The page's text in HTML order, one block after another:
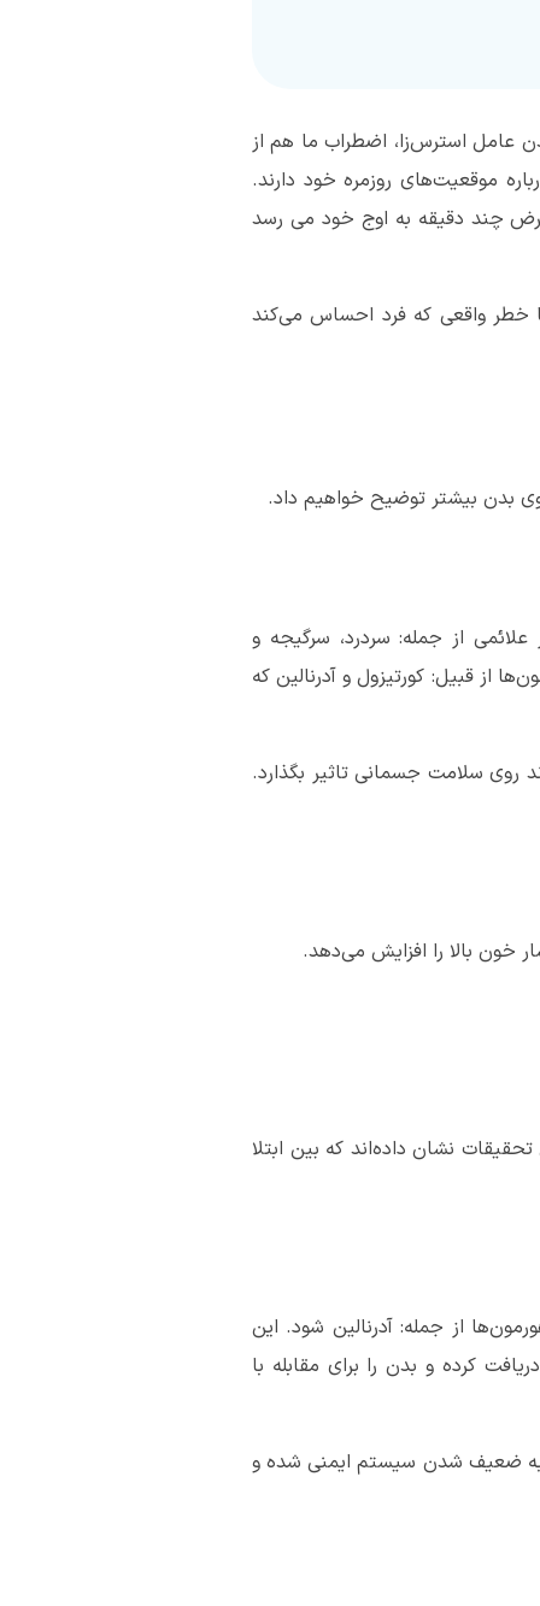
عامل استرس‌زا، اضطراب ما هم از
موقعیت‌های روزمره خود دارند.
چند دقیقه به اوج خود می رسد
خطر واقعی که فرد احساس می‌کند
بدن بیشتر توضیح خواهیم داد.
از جمله: سردرد، سرگیجه و
از قبیل: کورتیزول و آدرنالین که
روی سلامت جسمانی تاثیر بگذارد.
خون بالا را افزایش می‌دهد.
نشان داده‌اند که بین ابتلا
از جمله: آدرنالین شود. این
کرده و بدن را برای مقابله با
به ضعیف شدن سیستم ایمنی شده و